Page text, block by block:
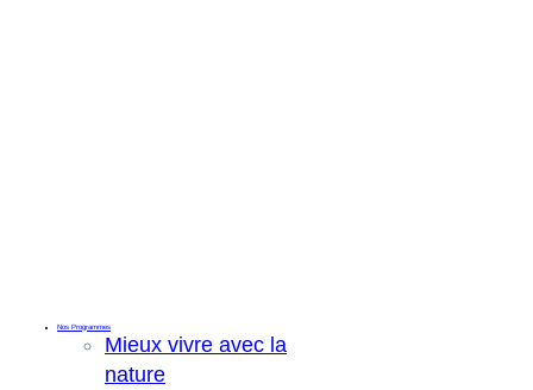
Nos Programmes
Mieux vivre avec la
nature